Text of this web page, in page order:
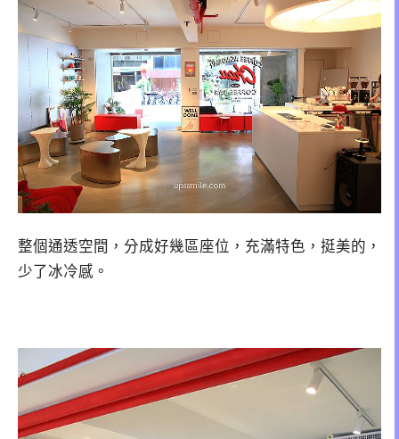
整個通透空間，分成好幾區座位，充滿特色，挺美的，
少了冰冷感。